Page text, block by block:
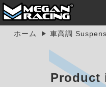
ホーム 車高調
Product